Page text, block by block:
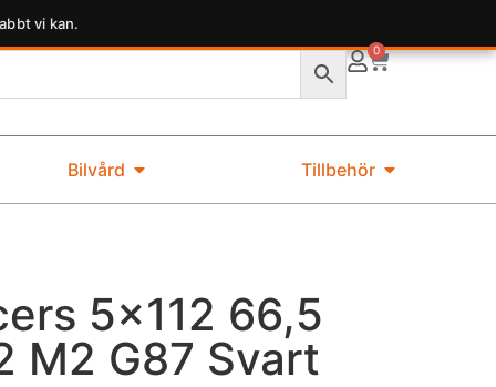
vi kan.
0
Bilvård Tillbehör
5×112 66,5
M2 G87 Svart